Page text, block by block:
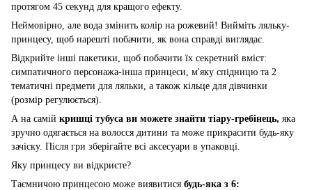
протягом 45 секунд для кращого ефекту.
Неймовірно, але вода змінить колір на рожевий! Вийміть ляльку-
принцесу, щоб нарешті побачити, як вона справді виглядає.
Відкрийте інші пакетики, щоб побачити їх секретний вміст:
симпатичного персонажа-інша принцеси, м'яку спідницю та 2
тематичні предмети для ляльки, а також кільце для дівчинки
(розмір регулюється).
А на самій кришці тубуса ви можете знайти тіару-гребінець, яка
зручно одягається на волосся дитини та може прикрасити будь-яку
зачіску. Після гри зберігайте всі аксесуари в упаковці.
Яку принцесу ви відкриєте?
Таємничою принцесою може виявитися будь-яка з 6: